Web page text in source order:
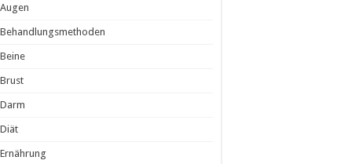
Augen
Behandlungsmethoden
Beine
Brust
Darm
Diät
Ernährung